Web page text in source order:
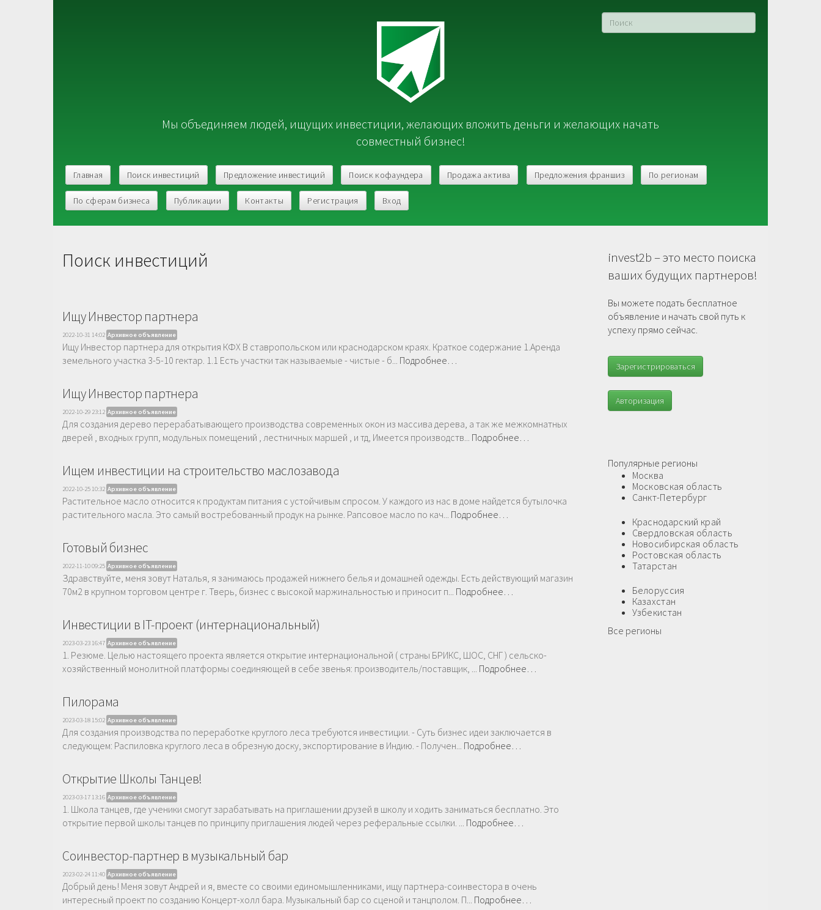
Мы объединяем людей, ищущих инвестиции, желающих вложить деньги и желающих начать
совместный бизнес!
Главная Поиск инвестиций Предложение инвестиций Поиск кофаундера Продажа актива Предложения франшиз По регионам
По сферам бизнеса Публикации Контакты Регистрация Вход
Поиск инвестиций
Ищу Инвестор партнера
2022-10-31 14:02 Архивное объявление
Ищу Инвестор партнера для открытия КФХ В ставропольском или краснодарском краях. Краткое содержание 1.Аренда
земельного участка 3-5-10 гектар. 1.1 Есть участки так называемые - чистые - б... Подробнее…
Ищу Инвестор партнера
2022-10-29 23:12 Архивное объявление
Для создания дерево перерабатывающего производства современных окон из массива дерева, а так же межкомнатных
дверей , входных групп, модульных помещений , лестничных маршей , и тд, Имеется производств... Подробнее…
Ищем инвестиции на строительство маслозавода
2022-10-25 10:32 Архивное объявление
Растительное масло относится к продуктам питания с устойчивым спросом. У каждого из нас в доме найдется бутылочка
растительного масла. Это самый востребованный продук на рынке. Рапсовое масло по кач... Подробнее…
Готовый бизнес
2022-11-10 09:25 Архивное объявление
Здравствуйте, меня зовут Наталья, я занимаюсь продажей нижнего белья и домашней одежды. Есть действующий магазин
70м2 в крупном торговом центре г. Тверь, бизнес с высокой маржинальностью и приносит п... Подробнее…
Инвестиции в IT-проект (интернациональный)
2023-03-23 16:47 Архивное объявление
1. Резюме. Целью настоящего проекта является открытие интернациональной ( страны БРИКС, ШОС, СНГ ) сельско-
хозяйственный монолитной платформы соединяющей в себе звенья: производитель/поставщик, ... Подробнее…
Пилорама
2023-03-18 15:02 Архивное объявление
Для создания производства по переработке круглого леса требуются инвестиции. - Суть бизнес идеи заключается в
следующем: Распиловка круглого леса в обрезную доску, экспортирование в Индию. - Получен... Подробнее…
Открытие Школы Танцев!
2023-03-17 13:16 Архивное объявление
1. Школа танцев, где ученики смогут зарабатывать на приглашении друзей в школу и ходить заниматься бесплатно. Это
открытие первой школы танцев по принципу приглашения людей через реферальные ссылки. ... Подробнее…
Соинвестор-партнер в музыкальный бар
2023-02-24 11:40 Архивное объявление
Добрый день! Меня зовут Андрей и я, вместе со своими единомышленниками, ищу партнера-соинвестора в очень
интересный проект по созданию Концерт-холл бара. Музыкальный бар со сценой и танцполом. П... Подробнее…
invest2b – это место поиска
ваших будущих партнеров!
Вы можете подать бесплатное
объявление и начать свой путь к
успеху прямо сейчас.
Зарегистрироваться
Авторизация
Популярные регионы
Москва
Московская область
Санкт-Петербург
Краснодарский край
Свердловская область
Новосибирская область
Ростовская область
Татарстан
Белоруссия
Казахстан
Узбекистан
Все регионы